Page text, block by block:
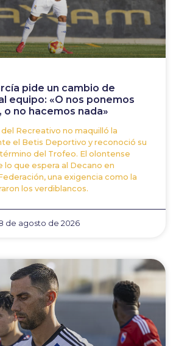
pide un cambio de
equipo: «O nos ponemos
o no hacemos nada»
Recreativo no maquilló la
el Betis Deportivo y reconoció su
del Trofeo. El olontense
lo que espera al Decano en
una exigencia como la
los verdiblancos.
de agosto de 2026